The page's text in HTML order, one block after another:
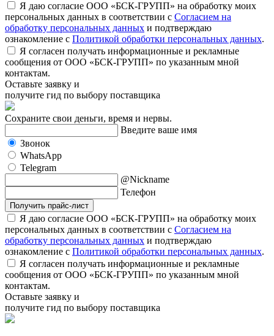
Я даю согласие ООО «БСК-ГРУПП» на обработку моих
персональных данных в соответствии с Согласием на
обработку персональных данных и подтверждаю
ознакомление с Политикой обработки персональных данных.
Я согласен получать информационные и рекламные
сообщения от ООО «БСК-ГРУПП» по указанным мной
контактам.
Оставьте заявку и
получите гид по выбору поставщика
Сохраните свои деньги, время и нервы.
Введите ваше имя
Звонок
WhatsApp
Telegram
@Nickname
Телефон
Получить прайс-лист
Я даю согласие ООО «БСК-ГРУПП» на обработку моих
персональных данных в соответствии с Согласием на
обработку персональных данных и подтверждаю
ознакомление с Политикой обработки персональных данных.
Я согласен получать информационные и рекламные
сообщения от ООО «БСК-ГРУПП» по указанным мной
контактам.
Оставьте заявку и
получите гид по выбору поставщика